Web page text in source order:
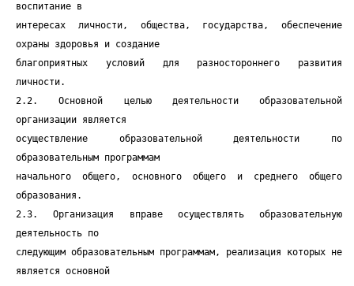
воспитание в
интересах личности, общества, государства, обеспечение
охраны здоровья и создание
благоприятных условий для разностороннего развития
личности.
2.2. Основной целью деятельности образовательной
организации является
осуществление образовательной деятельности по
образовательным программам
начального общего, основного общего и среднего общего
образования.
2.3. Организация вправе осуществлять образовательную
деятельность по
следующим образовательным программам, реализация которых не
является основной